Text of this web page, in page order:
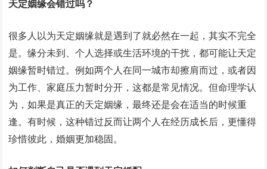
天定姻缘会错过吗？
很多人以为天定姻缘就是遇到了就必然在一起，其实不完全
是。缘分未到、个人选择或生活环境的干扰，都可能让天定
姻缘暂时错过。例如两个人在同一城市却擦肩而过，或者因
为工作、家庭压力暂时分开，这都是常见情况。但命理学认
为，如果是真正的天定姻缘，最终还是会在适当的时候重
逢。有时候，这种错过反而让两个人在经历成长后，更懂得
珍惜彼此，婚姻更加稳固。